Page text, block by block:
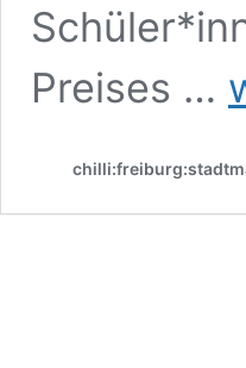
Preises …